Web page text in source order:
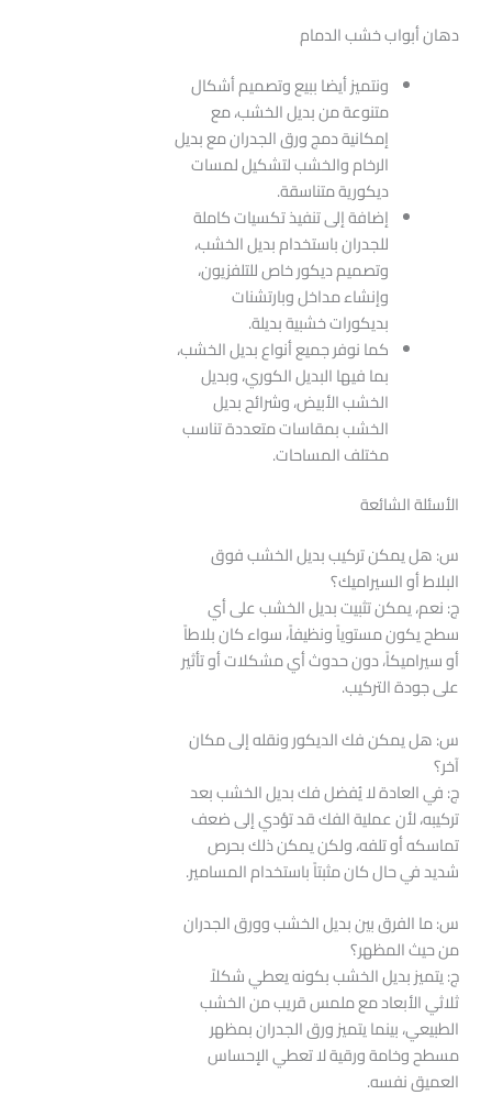
دهان أبواب خشب الدمام
ونتميز أيضا ببيع وتصميم أشكال
متنوعة من بديل الخشب، مع
إمكانية دمج ورق الجدران مع بديل
الرخام والخشب لتشكيل لمسات
ديكورية متناسقة.
إضافة إلى تنفيذ تكسيات كاملة
للجدران باستخدام بديل الخشب،
وتصميم ديكور خاص للتلفزيون،
وإنشاء مداخل وبارتشنات
بديكورات خشبية بديلة.
كما نوفر جميع أنواع بديل الخشب،
بما فيها البديل الكوري، وبديل
الخشب الأبيض، وشرائح بديل
الخشب بمقاسات متعددة تناسب
مختلف المساحات.
الأسئلة الشائعة
س: هل يمكن تركيب بديل الخشب فوق
البلاط أو السيراميك؟
ج: نعم، يمكن تثبيت بديل الخشب على أي
سطح يكون مستوياً ونظيفاً، سواء كان بلاطاً
أو سيراميكاً، دون حدوث أي مشكلات أو تأثير
على جودة التركيب.
س: هل يمكن فك الديكور ونقله إلى مكان
آخر؟
ج: في العادة لا يُفضل فك بديل الخشب بعد
تركيبه، لأن عملية الفك قد تؤدي إلى ضعف
تماسكه أو تلفه، ولكن يمكن ذلك بحرص
شديد في حال كان مثبتاً باستخدام المسامير.
س: ما الفرق بين بديل الخشب وورق الجدران
من حيث المظهر؟
ج: يتميز بديل الخشب بكونه يعطي شكلاً
ثلاثي الأبعاد مع ملمس قريب من الخشب
الطبيعي، بينما يتميز ورق الجدران بمظهر
مسطح وخامة ورقية لا تعطي الإحساس
العميق نفسه.